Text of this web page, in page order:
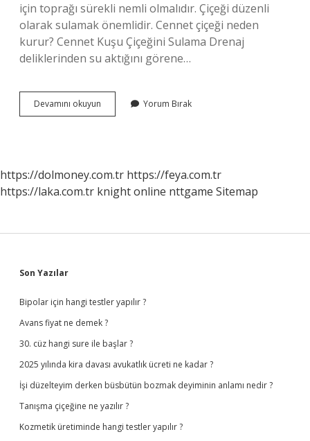
için toprağı sürekli nemli olmalıdır. Çiçeği düzenli
olarak sulamak önemlidir. Cennet çiçeği neden
kurur? Cennet Kuşu Çiçeğini Sulama Drenaj
deliklerinden su aktığını görene…
Devamını okuyun
Kuşu
Yorum Bırak
https://dolmoney.com.tr https://feya.com.tr
https://laka.com.tr knight online nttgame Sitemap
Sidebar
Son Yazılar
Bipolar için hangi testler yapılır ?
Avans fiyat ne demek ?
30. cüz hangi sure ile başlar ?
2025 yılında kira davası avukatlık ücreti ne kadar ?
İşi düzelteyim derken büsbütün bozmak deyiminin anlamı nedir ?
Tanışma çiçeğine ne yazılır ?
Kozmetik üretiminde hangi testler yapılır ?